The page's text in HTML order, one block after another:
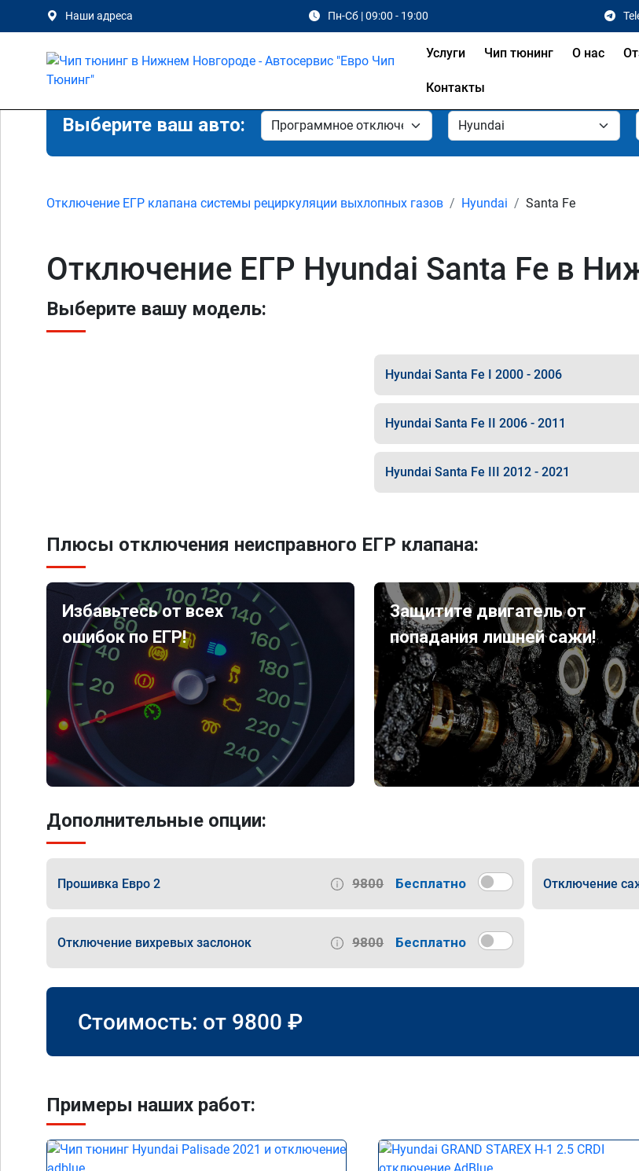
Наши адреса Пн-Сб | 09:00 - 19:00
Услуги Чип тюнинг О нас
Контакты
Выберите ваш авто:
Отключение ЕГР клапана системы рециркуляции выхлопных газов Hyundai Santa Fe
Отключение ЕГР Hyundai Santa Fe в
Выберите вашу модель:
Hyundai Santa Fe I 2000 - 2006
Hyundai Santa Fe II 2006 - 2011
Hyundai Santa Fe III 2012 - 2021
Плюсы отключения неисправного ЕГР клапана:
Избавьтесь от всех
ошибок по ЕГР!
Защитите двигатель от
попадания лишней сажи!
Дополнительные опции:
Прошивка Евро 2 9800 Бесплатно Отключение
Отключение вихревых заслонок 9800 Бесплатно
Стоимость: от 9800 ₽
Примеры наших работ: